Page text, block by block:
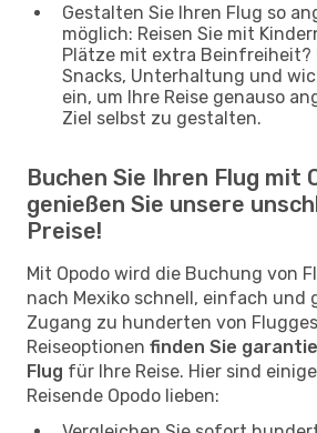
Gestalten Sie Ihren Flug so
möglich: Reisen Sie mit
Plätze mit extra Beinfreiheit?
Snacks, Unterhaltung und
ein, um Ihre Reise genauso
Ziel selbst zu gestalten.
Buchen Sie Ihren Flug mit
genießen Sie unsere
Preise!
Mit Opodo wird die Buchung von
nach Mexiko schnell, einfach und
Zugang zu hunderten von
Reiseoptionen finden Sie
Flug für Ihre Reise. Hier sind
Reisende Opodo lieben: